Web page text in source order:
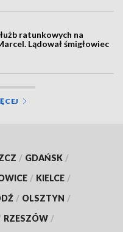
ratunkowych na
Lądował śmigłowiec
/ GDAŃSK /
/ KIELCE /
/ OLSZTYN /
RZESZÓW /